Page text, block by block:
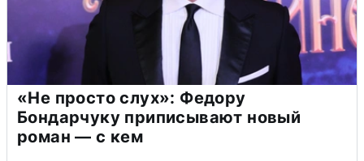
«Не просто слух»: Федору
Бондарчуку приписывают новый
роман — с кем